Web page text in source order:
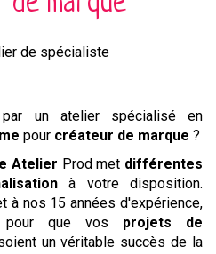
de spécialiste
un atelier spécialisé en
pour créateur de marque ?
Atelier Prod met différentes
à votre disposition.
à nos 15 années d'expérience,
pour que vos projets de
un véritable succès de la